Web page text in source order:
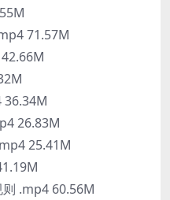
71.57M
36.34M
26.83M
25.41M
.mp4 60.56M